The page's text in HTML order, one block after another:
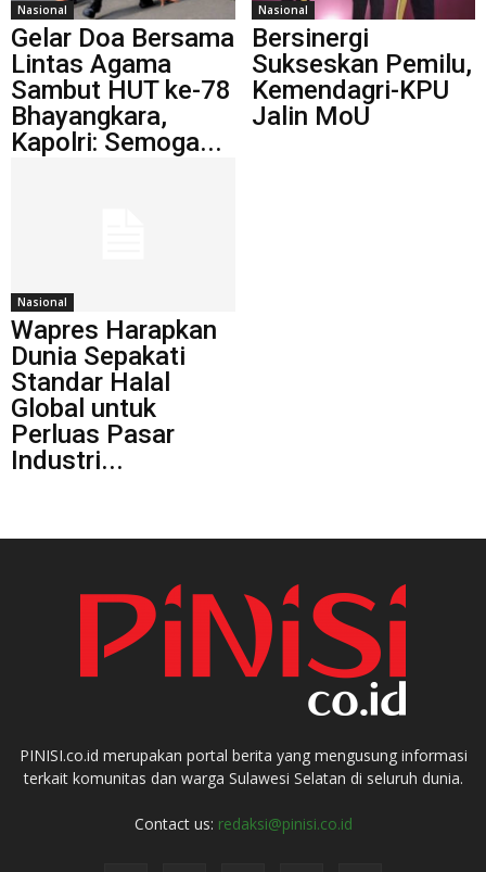
Nasional
Gelar Doa Bersama
Lintas Agama
Sambut HUT ke-78
Bhayangkara,
Kapolri: Semoga...
Nasional
Bersinergi
Sukseskan Pemilu,
Kemendagri-KPU
Jalin MoU
Nasional
Wapres Harapkan
Dunia Sepakati
Standar Halal
Global untuk
Perluas Pasar
Industri...
PINISI.co.id merupakan portal berita yang mengusung informasi
terkait komunitas dan warga Sulawesi Selatan di seluruh dunia.
Contact us: redaksi@pinisi.co.id